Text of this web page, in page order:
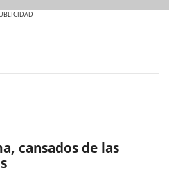
cansados de las